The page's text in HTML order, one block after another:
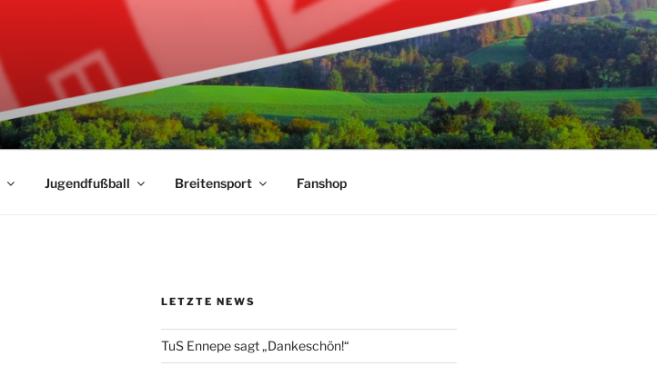
Jugendfußball Breitensport Fanshop
LETZTE NEWS
TuS Ennepe sagt „Dankeschön!“